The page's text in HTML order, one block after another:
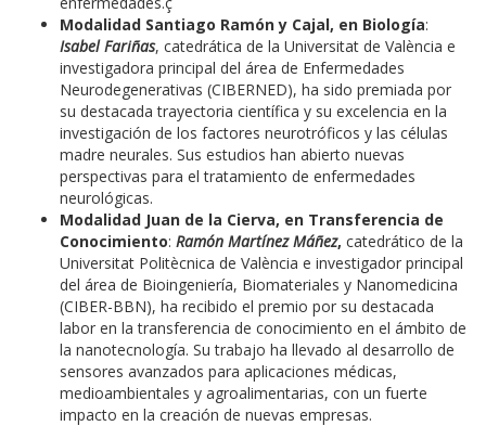
Modalidad Santiago Ramón y Cajal, en Biología:
Isabel Fariñas, catedrática de la Universitat de València e
investigadora principal del área de Enfermedades
Neurodegenerativas (CIBERNED), ha sido premiada por
su destacada trayectoria científica y su excelencia en la
investigación de los factores neurotróficos y las células
madre neurales. Sus estudios han abierto nuevas
perspectivas para el tratamiento de enfermedades
neurológicas.
Modalidad Juan de la Cierva, en Transferencia de
Conocimiento: Ramón Martínez Máñez, catedrático de la
Universitat Politècnica de València e investigador principal
del área de Bioingeniería, Biomateriales y Nanomedicina
(CIBER-BBN), ha recibido el premio por su destacada
labor en la transferencia de conocimiento en el ámbito de
la nanotecnología. Su trabajo ha llevado al desarrollo de
sensores avanzados para aplicaciones médicas,
medioambientales y agroalimentarias, con un fuerte
impacto en la creación de nuevas empresas.